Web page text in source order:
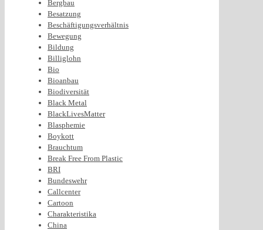
Bergbau
Besatzung
Beschäftigungsverhältnis
Bewegung
Bildung
Billiglohn
Bio
Bioanbau
Biodiversität
Black Metal
BlackLivesMatter
Blasphemie
Boykott
Brauchtum
Break Free From Plastic
BRI
Bundeswehr
Callcenter
Cartoon
Charakteristika
China